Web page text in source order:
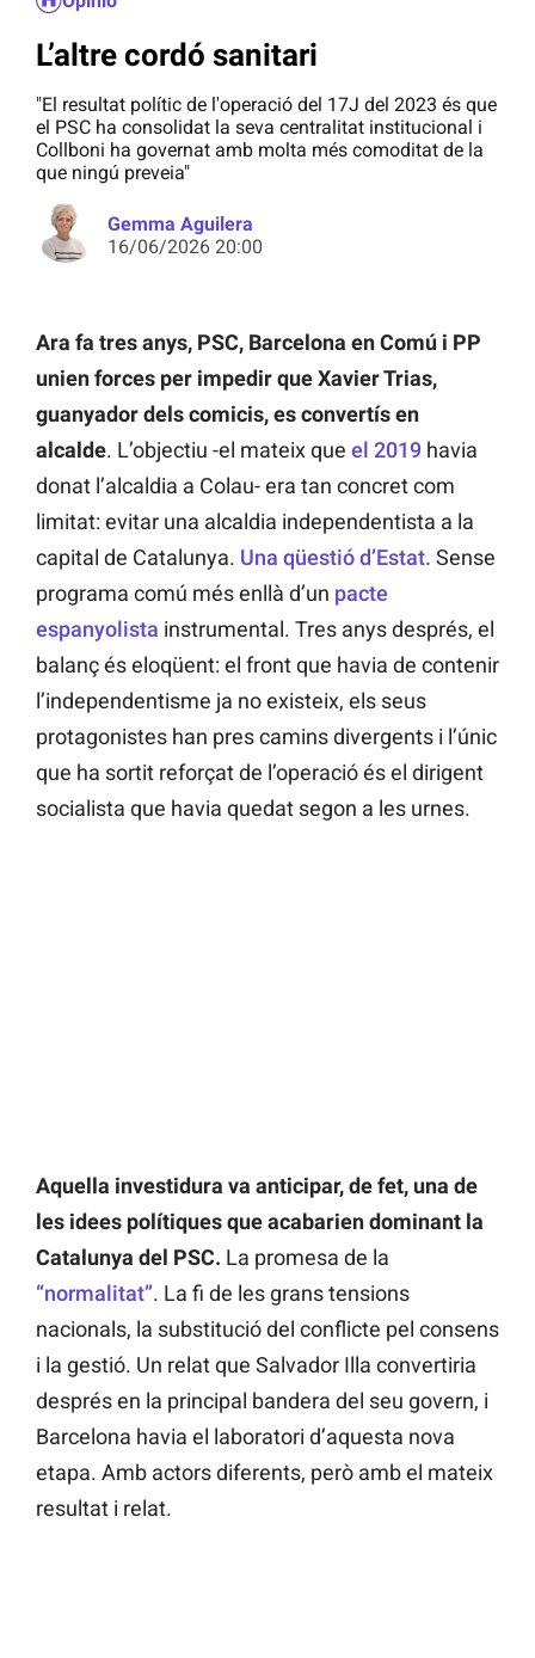
L’altre cordó sanitari
"El resultat polític de l'operació del 17J del 2023 és que
el PSC ha consolidat la seva centralitat institucional i
Collboni ha governat amb molta més comoditat de la
que ningú preveia"
Gemma Aguilera
16/06/2026 20:00
Ara fa tres anys, PSC, Barcelona en Comú i PP
unien forces per impedir que Xavier Trias,
guanyador dels comicis, es convertís en
alcalde. L’objectiu -el mateix que el 2019 havia
donat l’alcaldia a Colau- era tan concret com
limitat: evitar una alcaldia independentista a la
capital de Catalunya. Una qüestió d’Estat. Sense
programa comú més enllà d’un pacte
espanyolista instrumental. Tres anys després, el
balanç és eloqüent: el front que havia de contenir
l’independentisme ja no existeix, els seus
protagonistes han pres camins divergents i l’únic
que ha sortit reforçat de l’operació és el dirigent
socialista que havia quedat segon a les urnes.
Aquella investidura va anticipar, de fet, una de
les idees polítiques que acabarien dominant la
Catalunya del PSC. La promesa de la
“normalitat”. La fi de les grans tensions
nacionals, la substitució del conflicte pel consens
i la gestió. Un relat que Salvador Illa convertiria
després en la principal bandera del seu govern, i
Barcelona havia el laboratori d’aquesta nova
etapa. Amb actors diferents, però amb el mateix
resultat i relat.